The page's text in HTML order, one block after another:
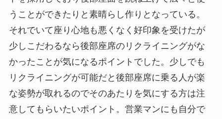
うことができたりと素晴らし作りとなっている。
それでいて座り心地も悪くなく好印象を受けたが
少しこだわるなら後部座席のリクライニングがな
かったことが気になるポイントでした。少しでも
リクライニングが可能だと後部座席に乗る人が楽
な姿勢が取れるのでそのあたりを気にする方は注
意してもらいたいポイント。営業マンにも自分で